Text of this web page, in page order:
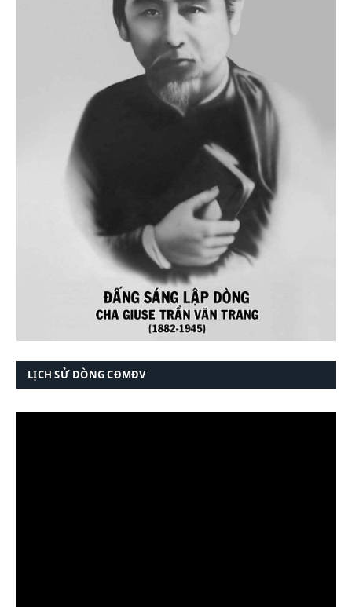
LỊCH SỬ DÒNG CĐMĐV